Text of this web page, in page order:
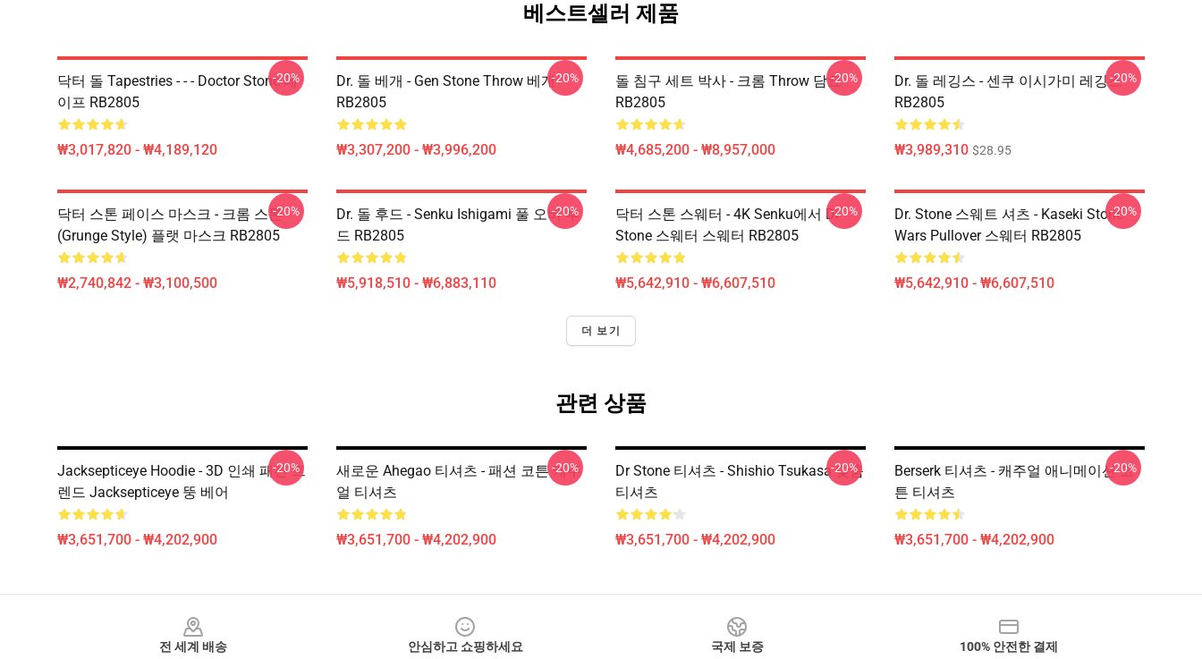
베스트셀러 제품
닥터 돌 Tapestries - - - Doctor Stone 테
이프 RB2805
₩3,017,820 - ₩4,189,120
-20%
Dr. 돌 베개 - Gen Stone Throw 베개
RB2805
₩3,307,200 - ₩3,996,200
-20%
돌 침구 세트 박사 - 크롬 Throw 담요
RB2805
₩4,685,200 - ₩8,957,000
-20%
Dr. 돌 레깅스 - 센쿠 이시가미 레깅스
RB2805
₩3,989,310 $28.95
-20%
닥터 스톤 페이스 마스크 - 크롬 스톤
(Grunge Style) 플랫 마스크 RB2805
₩2,740,842 - ₩3,100,500
-20%
Dr. 돌 후드 - Senku Ishigami 풀 오버 후
드 RB2805
₩5,918,510 - ₩6,883,110
-20%
닥터 스톤 스웨터 - 4K Senku에서 Dr
Stone 스웨터 스웨터 RB2805
₩5,642,910 - ₩6,607,510
-20%
Dr. Stone 스웨트 셔츠 - Kaseki Stone
Wars Pullover 스웨터 RB2805
₩5,642,910 - ₩6,607,510
-20%
더 보기
관련 상품
Jacksepticeye Hoodie - 3D 인쇄 패션 트
렌드 Jacksepticeye 뚱 베어
₩3,651,700 - ₩4,202,900
-20%
새로운 Ahegao 티셔츠 - 패션 코튼 캐주
얼 티셔츠
₩3,651,700 - ₩4,202,900
-20%
Dr Stone 티셔츠 - Shishio Tsukasa 맞춤
티셔츠
₩3,651,700 - ₩4,202,900
-20%
Berserk 티셔츠 - 캐주얼 애니메이션 코
튼 티셔츠
₩3,651,700 - ₩4,202,900
-20%
전 세계 배송
안심하고 쇼핑하세요
국제 보증
100% 안전한 결제